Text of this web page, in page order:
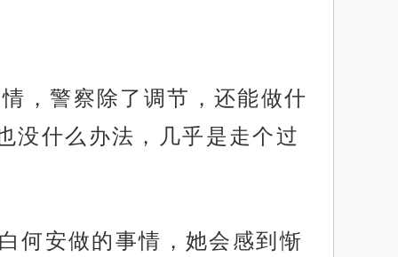
，警察除了调节，还能做什
没什么办法，几乎是走个过
何安做的事情，她会感到惭